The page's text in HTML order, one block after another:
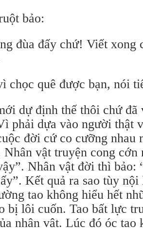
bảo:
đùa đấy chứ! Viết xong
chọc quê được bạn, nói
dự định thế thôi chứ đã
phải dựa vào người thật
đời cứ co cưỡng nhau
Nhân vật truyện cong
Nhân vật đời thì bảo:
Kết quả ra sao tùy
tao không hiểu hết
bị lôi cuốn. Tao bất lực
nhân vật. Lúc đó óc tao